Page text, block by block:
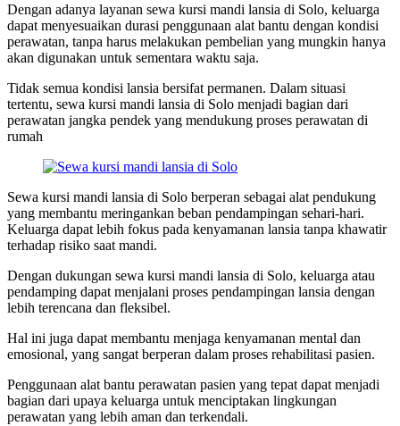
Dengan adanya layanan sewa kursi mandi lansia di Solo, keluarga
dapat menyesuaikan durasi penggunaan alat bantu dengan kondisi
perawatan, tanpa harus melakukan pembelian yang mungkin hanya
akan digunakan untuk sementara waktu saja.
Tidak semua kondisi lansia bersifat permanen. Dalam situasi
tertentu, sewa kursi mandi lansia di Solo menjadi bagian dari
perawatan jangka pendek yang mendukung proses perawatan di
rumah
Sewa kursi mandi lansia di Solo berperan sebagai alat pendukung
yang membantu meringankan beban pendampingan sehari-hari.
Keluarga dapat lebih fokus pada kenyamanan lansia tanpa khawatir
terhadap risiko saat mandi.
Dengan dukungan sewa kursi mandi lansia di Solo, keluarga atau
pendamping dapat menjalani proses pendampingan lansia dengan
lebih terencana dan fleksibel.
Hal ini juga dapat membantu menjaga kenyamanan mental dan
emosional, yang sangat berperan dalam proses rehabilitasi pasien.
Penggunaan alat bantu perawatan pasien yang tepat dapat menjadi
bagian dari upaya keluarga untuk menciptakan lingkungan
perawatan yang lebih aman dan terkendali.